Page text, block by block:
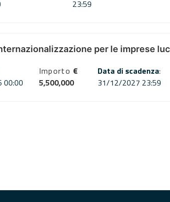
23:59
per le imprese
00:00
Importo €
5,500,000
Data di scadenza:
31/12/2027 23:59